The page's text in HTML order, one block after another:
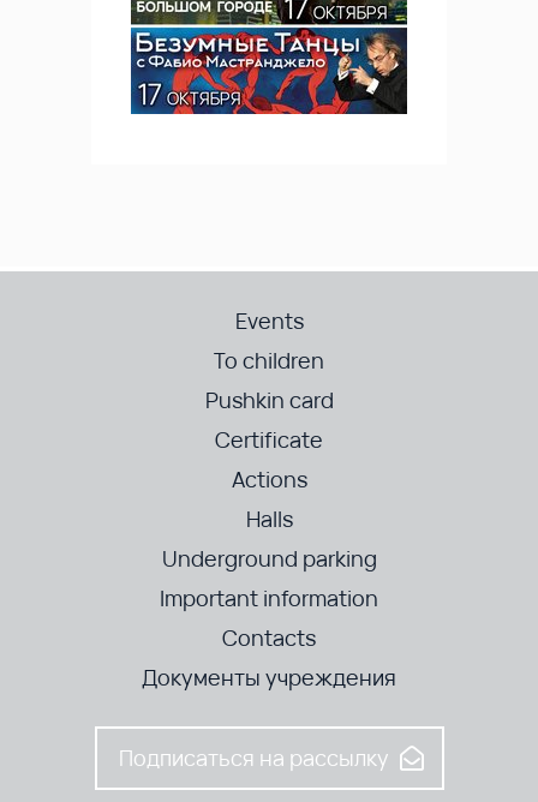
Events
To children
Pushkin card
Certificate
Actions
Halls
Underground parking
Important information
Contacts
Документы учреждения
Подписаться на рассылку